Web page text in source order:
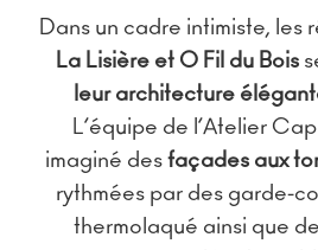
Dans un cadre intimiste, les
La Lisière et O Fil du Bois
leur architecture
L’équipe de l’Atelier
imaginé des façades aux
rythmées par des garde-
thermolaqué ainsi que